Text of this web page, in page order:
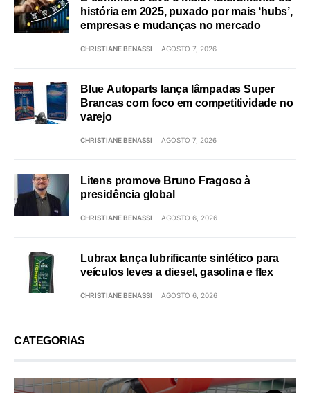
história em 2025, puxado por mais ‘hubs’,
empresas e mudanças no mercado
CHRISTIANE BENASSI AGOSTO 7, 2026
Blue Autoparts lança lâmpadas Super
Brancas com foco em competitividade no
varejo
CHRISTIANE BENASSI AGOSTO 7, 2026
Litens promove Bruno Fragoso à
presidência global
CHRISTIANE BENASSI AGOSTO 6, 2026
Lubrax lança lubrificante sintético para
veículos leves a diesel, gasolina e flex
CHRISTIANE BENASSI AGOSTO 6, 2026
CATEGORIAS